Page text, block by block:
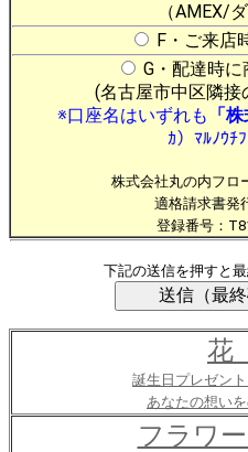
（AMEX/
F・ご来店
G・配達時に
(名古屋市中区隣接
※口座名はいずれも 「
ｶ）ﾏﾙﾉｳﾁ
株式会社丸の内フロ
適格請求書発
登録番号：
下記の送信を押すと
花
誕生日プレゼン
あなたの想いを
フラワ